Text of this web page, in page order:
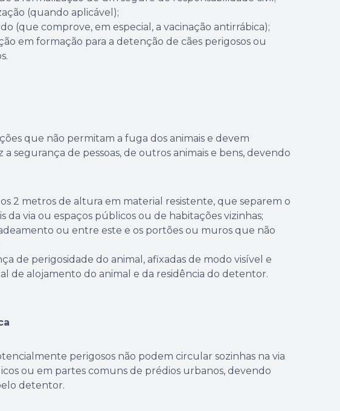
(quando aplicável);
(que comprove, em especial, a vacinação antirrábica);
em formação para a detenção de cães perigosos ou
que não permitam a fuga dos animais e devem
segurança de pessoas, de outros animais e bens, devendo
2 metros de altura em material resistente, que separem o
da via ou espaços públicos ou de habitações vizinhas;
ou entre este e os portões ou muros que não
de perigosidade do animal, afixadas de modo visível e
de alojamento do animal e da residência do detentor.
perigosos não podem circular sozinhas na via
ou em partes comuns de prédios urbanos, devendo
detentor.